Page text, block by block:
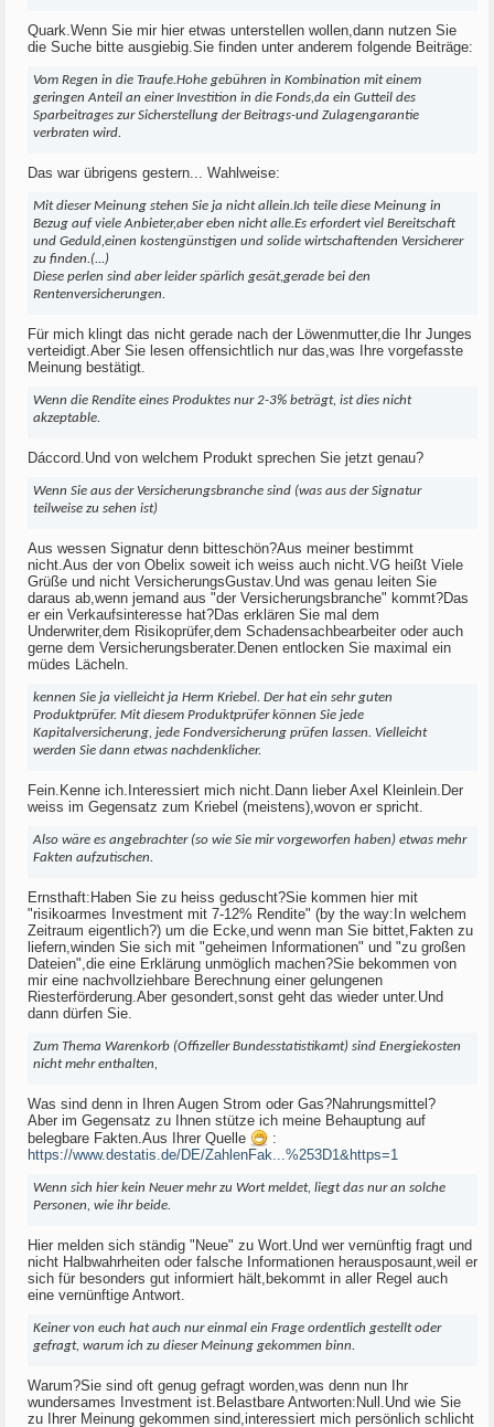
Quark.Wenn Sie mir hier etwas unterstellen wollen,dann nutzen Sie
die Suche bitte ausgiebig.Sie finden unter anderem folgende Beiträge:
Vom Regen in die Traufe.Hohe gebühren in Kombination mit einem
geringen Anteil an einer Investition in die Fonds,da ein Gutteil des
Sparbeitrages zur Sicherstellung der Beitrags-und Zulagengarantie
verbraten wird.
Das war übrigens gestern... Wahlweise:
Mit dieser Meinung stehen Sie ja nicht allein.Ich teile diese Meinung in
Bezug auf viele Anbieter,aber eben nicht alle.Es erfordert viel Bereitschaft
und Geduld,einen kostengünstigen und solide wirtschaftenden Versicherer
zu finden.(...)
Diese perlen sind aber leider spärlich gesät,gerade bei den
Rentenversicherungen.
Für mich klingt das nicht gerade nach der Löwenmutter,die Ihr Junges
verteidigt.Aber Sie lesen offensichtlich nur das,was Ihre vorgefasste
Meinung bestätigt.
Wenn die Rendite eines Produktes nur 2-3% beträgt, ist dies nicht
akzeptable.
Dáccord.Und von welchem Produkt sprechen Sie jetzt genau?
Wenn Sie aus der Versicherungsbranche sind (was aus der Signatur
teilweise zu sehen ist)
Aus wessen Signatur denn bitteschön?Aus meiner bestimmt
nicht.Aus der von Obelix soweit ich weiss auch nicht.VG heißt Viele
Grüße und nicht VersicherungsGustav.Und was genau leiten Sie
daraus ab,wenn jemand aus "der Versicherungsbranche" kommt?Das
er ein Verkaufsinteresse hat?Das erklären Sie mal dem
Underwriter,dem Risikoprüfer,dem Schadensachbearbeiter oder auch
gerne dem Versicherungsberater.Denen entlocken Sie maximal ein
müdes Lächeln.
kennen Sie ja vielleicht ja Herrn Kriebel. Der hat ein sehr guten
Produktprüfer. Mit diesem Produktprüfer können Sie jede
Kapitalversicherung, jede Fondversicherung prüfen lassen. Vielleicht
werden Sie dann etwas nachdenklicher.
Fein.Kenne ich.Interessiert mich nicht.Dann lieber Axel Kleinlein.Der
weiss im Gegensatz zum Kriebel (meistens),wovon er spricht.
Also wäre es angebrachter (so wie Sie mir vorgeworfen haben) etwas mehr
Fakten aufzutischen.
Ernsthaft:Haben Sie zu heiss geduscht?Sie kommen hier mit
"risikoarmes Investment mit 7-12% Rendite" (by the way:In welchem
Zeitraum eigentlich?) um die Ecke,und wenn man Sie bittet,Fakten zu
liefern,winden Sie sich mit "geheimen Informationen" und "zu großen
Dateien",die eine Erklärung unmöglich machen?Sie bekommen von
mir eine nachvollziehbare Berechnung einer gelungenen
Riesterförderung.Aber gesondert,sonst geht das wieder unter.Und
dann dürfen Sie.
Zum Thema Warenkorb (Offizeller Bundesstatistikamt) sind Energiekosten
nicht mehr enthalten,
Was sind denn in Ihren Augen Strom oder Gas?Nahrungsmittel?
Aber im Gegensatz zu Ihnen stütze ich meine Behauptung auf
belegbare Fakten.Aus Ihrer Quelle
:
https://www.destatis.de/DE/ZahlenFak...%253D1&https=1
Wenn sich hier kein Neuer mehr zu Wort meldet, liegt das nur an solche
Personen, wie ihr beide.
Hier melden sich ständig "Neue" zu Wort.Und wer vernünftig fragt und
nicht Halbwahrheiten oder falsche Informationen herausposaunt,weil er
sich für besonders gut informiert hält,bekommt in aller Regel auch
eine vernünftige Antwort.
Keiner von euch hat auch nur einmal ein Frage ordentlich gestellt oder
gefragt, warum ich zu dieser Meinung gekommen binn.
Warum?Sie sind oft genug gefragt worden,was denn nun Ihr
wundersames Investment ist.Belastbare Antworten:Null.Und wie Sie
zu Ihrer Meinung gekommen sind,interessiert mich persönlich schlicht